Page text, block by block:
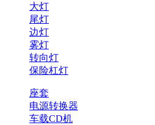
大灯
尾灯
边灯
雾灯
转向灯
保险杠灯
座套
电源转换器
车载CD机